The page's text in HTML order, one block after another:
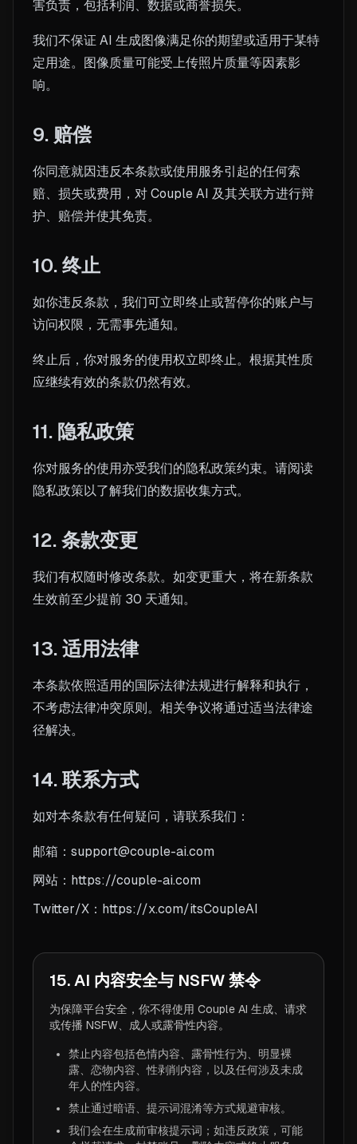
害负责，包括利润、数据或商誉损失。
我们不保证 AI 生成图像满足你的期望或适用于某特
定用途。图像质量可能受上传照片质量等因素影
响。
9. 赔偿
你同意就因违反本条款或使用服务引起的任何索
赔、损失或费用，对 Couple AI 及其关联方进行辩
护、赔偿并使其免责。
10. 终止
如你违反条款，我们可立即终止或暂停你的账户与
访问权限，无需事先通知。
终止后，你对服务的使用权立即终止。根据其性质
应继续有效的条款仍然有效。
11. 隐私政策
你对服务的使用亦受我们的隐私政策约束。请阅读
隐私政策以了解我们的数据收集方式。
12. 条款变更
我们有权随时修改条款。如变更重大，将在新条款
生效前至少提前 30 天通知。
13. 适用法律
本条款依照适用的国际法律法规进行解释和执行，
不考虑法律冲突原则。相关争议将通过适当法律途
径解决。
14. 联系方式
如对本条款有任何疑问，请联系我们：
邮箱：support@couple-ai.com
网站：https://couple-ai.com
Twitter/X：https://x.com/itsCoupleAI
15. AI 内容安全与 NSFW 禁令
为保障平台安全，你不得使用 Couple AI 生成、请求
或传播 NSFW、成人或露骨性内容。
禁止内容包括色情内容、露骨性行为、明显裸
露、恋物内容、性剥削内容，以及任何涉及未成
年人的性内容。
禁止通过暗语、提示词混淆等方式规避审核。
我们会在生成前审核提示词；如违反政策，可能